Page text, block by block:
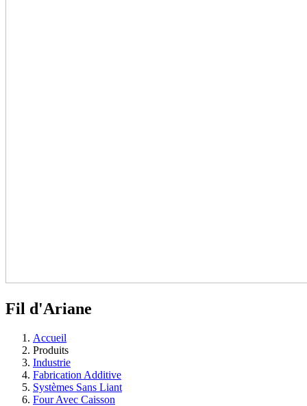
Fil d'Ariane
Accueil
Produits
Industrie
Fabrication Additive
Systèmes Sans Liant
Four Avec Caisson